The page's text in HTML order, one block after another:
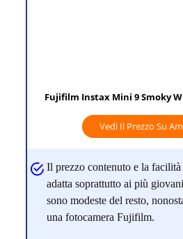
Fujifilm Instax Mini 9 Smoky
Vedi Il Prezzo Su
Il prezzo contenuto e la
adatta soprattutto ai più
sono modeste del resto,
una fotocamera Fujifilm.